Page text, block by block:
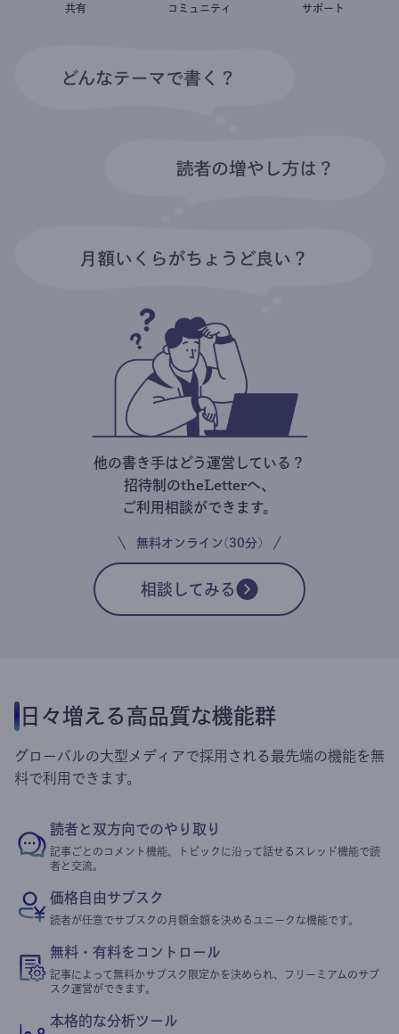
共有
コミュニティ
サポート
他の書き手はどう運営している？
招待制のtheLetterへ、
ご利用相談ができます。
無料オンライン(30分)
相談してみる
日々増える高品質な機能群
グローバルの大型メディアで採用される最先端の機能を無
料で利用できます。
読者と双方向でのやり取り
記事ごとのコメント機能、トピックに沿って話せるスレッド機能で読
者と交流。
価格自由サブスク
読者が任意でサブスクの月額金額を決めるユニークな機能です。
無料・有料をコントロール
記事によって無料かサブスク限定かを決められ、フリーミアムのサブ
スク運営ができます。
本格的な分析ツール